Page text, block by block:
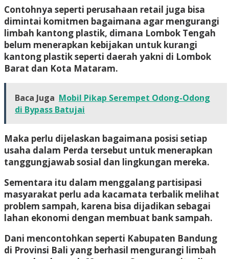
Contohnya seperti perusahaan retail juga bisa
dimintai komitmen bagaimana agar mengurangi
limbah kantong plastik, dimana Lombok Tengah
belum menerapkan kebijakan untuk kurangi
kantong plastik seperti daerah yakni di Lombok
Barat dan Kota Mataram.
Baca Juga Mobil Pikap Serempet Odong-Odong
di Bypass Batujai
Maka perlu dijelaskan bagaimana posisi setiap
usaha dalam Perda tersebut untuk menerapkan
tanggungjawab sosial dan lingkungan mereka.
Sementara itu dalam menggalang partisipasi
masyarakat perlu ada kacamata terbalik melihat
problem sampah, karena bisa dijadikan sebagai
lahan ekonomi dengan membuat bank sampah.
Dani mencontohkan seperti Kabupaten Bandung
di Provinsi Bali yang berhasil mengurangi limbah